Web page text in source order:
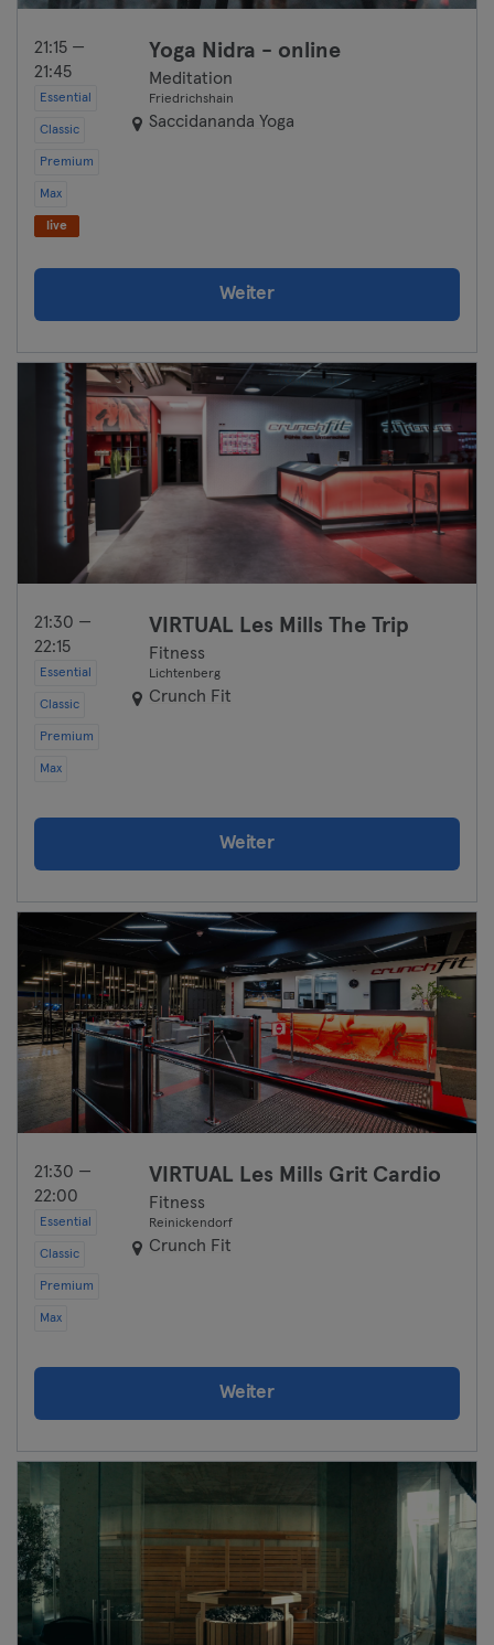
21:15 —
21:45
Essential
Classic
Premium
Max
live
Yoga Nidra - online
Meditation
Friedrichshain
Saccidananda Yoga
Weiter
21:30 —
22:15
Essential
Classic
Premium
Max
VIRTUAL Les Mills The Trip
Fitness
Lichtenberg
Crunch Fit
Weiter
21:30 —
22:00
Essential
Classic
Premium
Max
VIRTUAL Les Mills Grit Cardio
Fitness
Reinickendorf
Crunch Fit
Weiter